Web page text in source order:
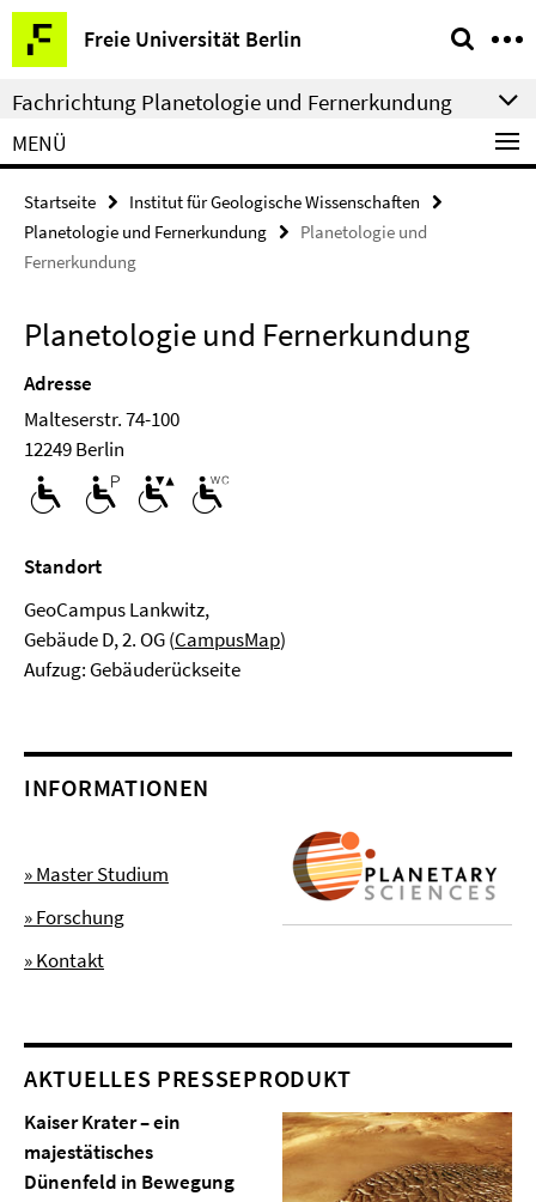
Springe
direkt
zu
Inhalt
Freie Universität Berlin
Service-
Navigation
Fachrichtung Planetologie und Fernerkundung
MENÜ
Startseite
Institut für Geologische Wissenschaften
Planetologie und Fernerkundung
Planetologie und
Fernerkundung
Planetologie und Fernerkundung
Adresse
Malteserstr. 74-100
12249 Berlin
Standort
GeoCampus Lankwitz,
Gebäude D, 2. OG (CampusMap)
Aufzug: Gebäuderückseite
INFORMATIONEN
» Master Studium
» Forschung
» Kontakt
AKTUELLES PRESSEPRODUKT
Kaiser Krater – ein
majestätisches
Dünenfeld in Bewegung